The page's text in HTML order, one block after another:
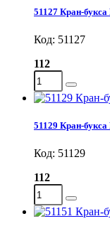
51127 Кран-
Код: 51127
112
51129 Кран-
Код: 51129
112